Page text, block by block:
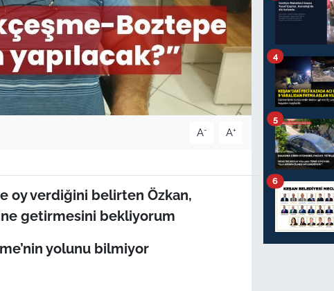
A- A+
oy verdiğini belirten Özkan,
getirmesini bekliyorum
yolunu bilmiyor
4
5
6